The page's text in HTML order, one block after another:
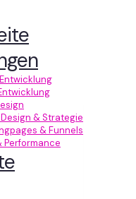
Design & Strategie
& Funnels
Performance